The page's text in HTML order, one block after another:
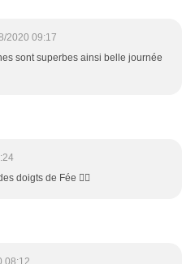
2020 09:17
sont superbes ainsi belle journée
doigts de Fée 🧚‍♀️
08:12